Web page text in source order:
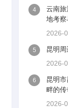
4
云南
地考
2026-
5
昆明
2026-
6
昆明
畔的传
2026-